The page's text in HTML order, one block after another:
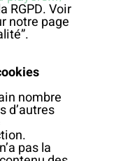
RGPD. Voir
notre page
nombre
d’autres
pas la